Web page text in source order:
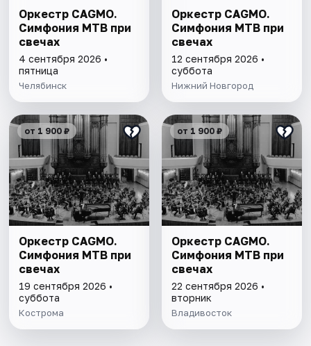
Оркестр CAGMO.
Симфония МТВ при
свечах
4 сентября 2026 •
пятница
Челябинск
Оркестр CAGMO.
Симфония МТВ при
свечах
12 сентября 2026 •
суббота
Нижний Новгород
от 1 900 ₽
Оркестр CAGMO.
Симфония МТВ при
свечах
19 сентября 2026 •
суббота
Кострома
от 1 900 ₽
Оркестр CAGMO.
Симфония МТВ при
свечах
22 сентября 2026 •
вторник
Владивосток